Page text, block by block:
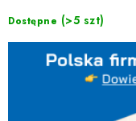
Dostępne (>5 szt)